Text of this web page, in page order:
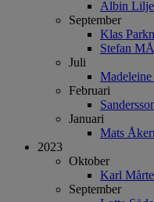
Albin
September
Klas
Stefan
Juli
Februari
Januari
Mats
2023
Oktober
Karl
September